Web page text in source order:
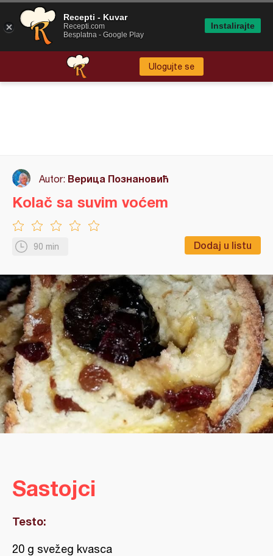
Ulogujte se
Autor: Верица Познановић
90 min Dodaj u listu
Kolač sa suvim voćem
Sastojci
Testo:
20 g svežeg kvasca
Recepti - Kuvar
Recepti.com
Besplatna - Google Play
Instalirajte